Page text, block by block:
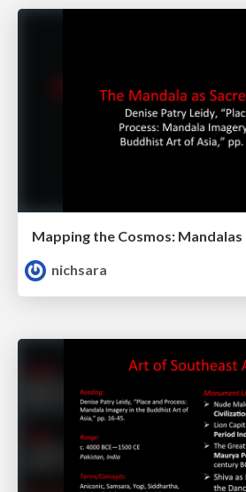
Mapping the Cosmos: Mandalas
nichsara